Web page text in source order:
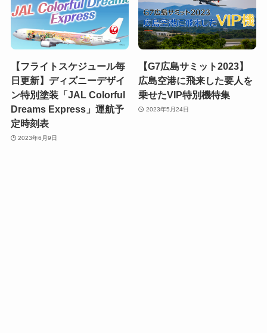
【フライトスケジュール毎
日更新】ディズニーデザイ
ン特別塗装「JAL Colorful
Dreams Express」運航予
定時刻表
2023年6月9日
【G7広島サミット2023】
広島空港に飛来した要人を
乗せたVIP特別機特集
2023年5月24日